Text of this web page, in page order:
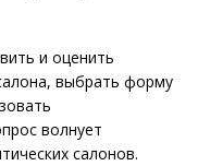
и оценить
выбрать форму
волнует
салонов.